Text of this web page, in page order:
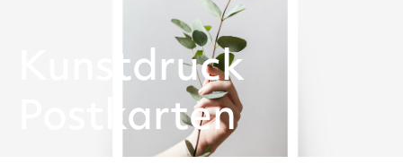
Kunstdruck
Postkarten